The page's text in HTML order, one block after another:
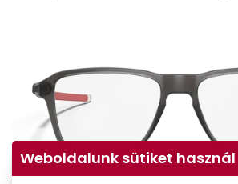
Weboldalunk sütiket használ